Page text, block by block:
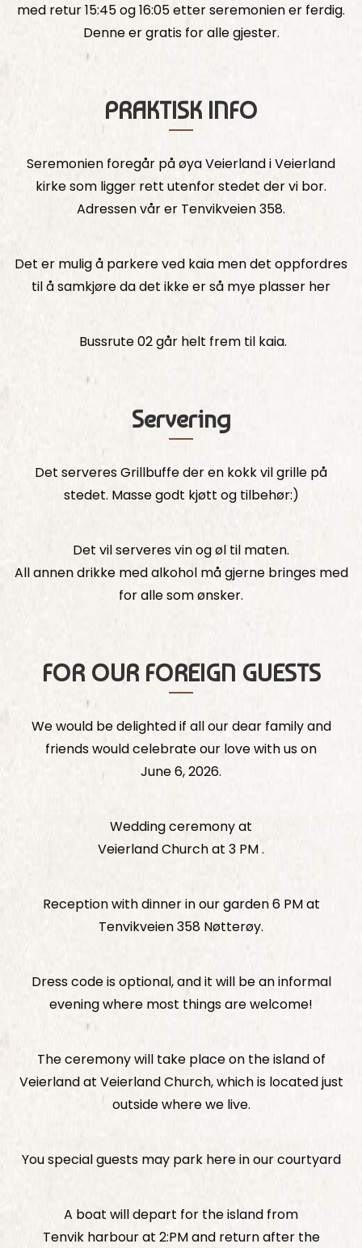
med retur 15:45 og 16:05 etter seremonien er ferdig.
Denne er gratis for alle gjester.
PRAKTISK INFO
Seremonien foregår på øya Veierland i Veierland
kirke som ligger rett utenfor stedet der vi bor.
Adressen vår er Tenvikveien 358.
Det er mulig å parkere ved kaia men det oppfordres
til å samkjøre da det ikke er så mye plasser her
Bussrute 02 går helt frem til kaia.
Servering
Det serveres Grillbuffe der en kokk vil grille på
stedet. Masse godt kjøtt og tilbehør:)
Det vil serveres vin og øl til maten.
All annen drikke med alkohol må gjerne bringes med
for alle som ønsker.
FOR OUR FOREIGN GUESTS
We would be delighted if all our dear family and
friends would celebrate our love with us on
June 6, 2026.
Wedding ceremony at
Veierland Church at 3 PM .
Reception with dinner in our garden 6 PM at
Tenvikveien 358 Nøtterøy.
Dress code is optional, and it will be an informal
evening where most things are welcome!
The ceremony will take place on the island of
Veierland at Veierland Church, which is located just
outside where we live.
You special guests may park here in our courtyard
A boat will depart for the island from
Tenvik harbour at 2:PM and return after the